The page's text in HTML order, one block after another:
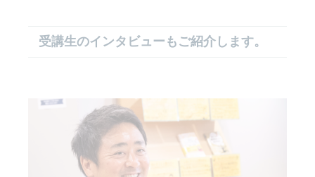
受講生のインタビューもご紹介します。